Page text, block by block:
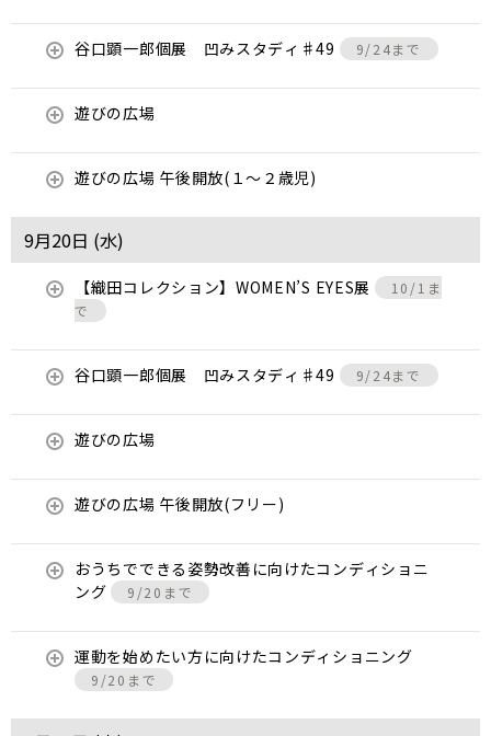
谷口顕一郎個展 凹みスタディ♯49 9/24まで
遊びの広場
遊びの広場 午後開放(１～２歳児)
9月20日 (水)
【織田コレクション】WOMEN’S EYES展
10/1ま
で
谷口顕一郎個展 凹みスタディ♯49 9/24まで
遊びの広場
遊びの広場 午後開放(フリー)
おうちでできる姿勢改善に向けたコンディショニ
ング
9/20まで
運動を始めたい方に向けたコンディショニング
9/20まで